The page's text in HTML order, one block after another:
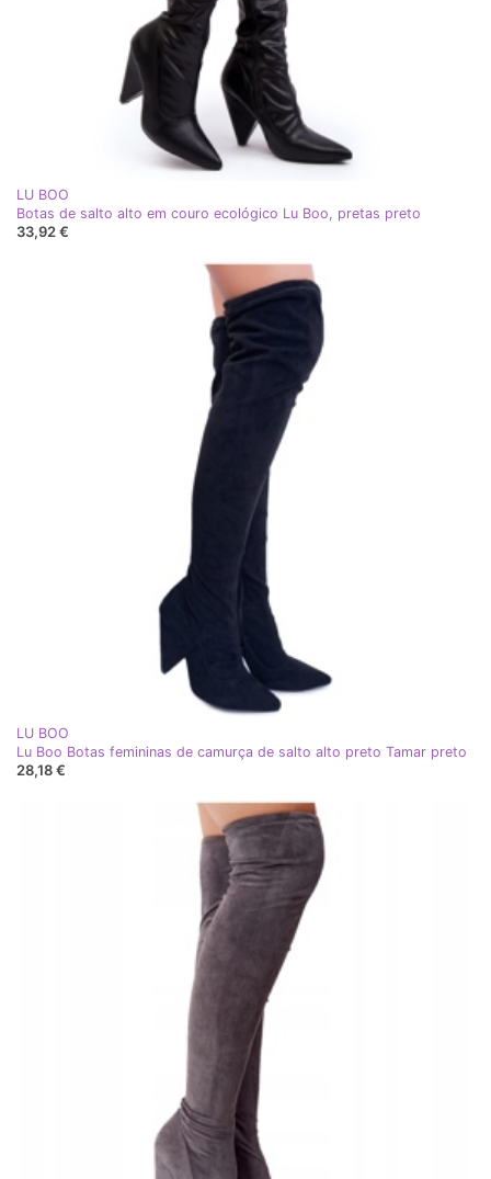
LU BOO
Botas de salto alto em couro ecológico Lu Boo, pretas preto
33,92 €
LU BOO
Lu Boo Botas femininas de camurça de salto alto preto Tamar preto
28,18 €